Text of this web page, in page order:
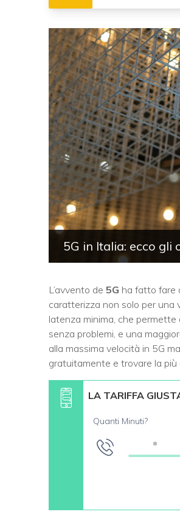
5G in Italia: ecco
L’avvento de 5G ha fatto fare
caratterizza non solo per una
latenza minima, che
senza problemi, e una
alla massima velocità in 5G
gratuitamente e trovare la più
LA TARIFFA
Quanti Minuti?